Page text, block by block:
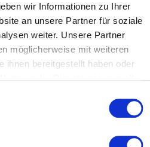
wir Informationen zu Ihrer
an unsere Partner für soziale
weiter. Unsere Partner
möglicherweise mit weiteren
ihnen bereitgestellt haben oder
6650 (01-SSC-9216)